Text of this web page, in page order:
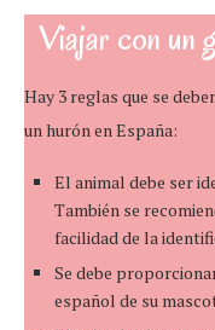
Viajar con un
Hay 3 reglas que se
un hurón en España:
El animal debe ser
También se
facilidad de la
Se debe
español de su